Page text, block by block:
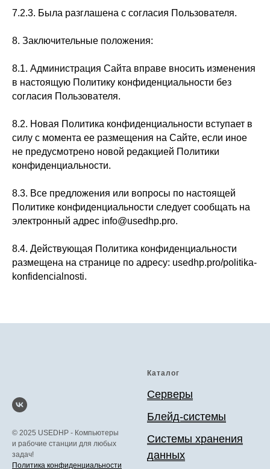
7.2.3. Была разглашена с согласия Пользователя.
8. Заключительные положения:
8.1. Администрация Сайта вправе вносить изменения
в настоящую Политику конфиденциальности без
согласия Пользователя.
8.2. Новая Политика конфиденциальности вступает в
силу с момента ее размещения на Сайте, если иное
не предусмотрено новой редакцией Политики
конфиденциальности.
8.3. Все предложения или вопросы по настоящей
Политике конфиденциальности следует сообщать на
электронный адрес info@usedhp.pro.
8.4. Действующая Политика конфиденциальности
размещена на странице по адресу: usedhp.pro/politika-
konfidencialnosti.
© 2025 USEDHP - Компьютеры
и рабочие станции для любых
задач!
Политика конфиденциальности
Каталог
Серверы
Блейд-системы
Системы хранения
данных